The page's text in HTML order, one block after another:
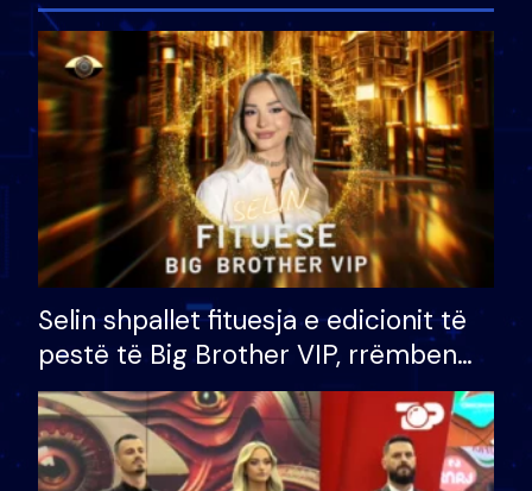
Selin shpallet fituesja e edicionit të
pestë të Big Brother VIP, rrëmben
çmimin e madh prej 100 mijë eurosh